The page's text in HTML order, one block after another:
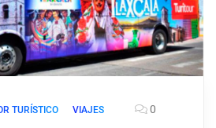
TURÍSTICO VIAJES 0